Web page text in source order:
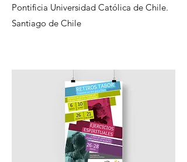
Pontificia Universidad Católica de Chile.
Santiago de Chile